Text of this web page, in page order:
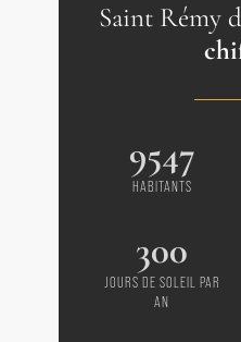
Saint Rémy
9547
HABITANTS
300
JOURS DE SOLEIL PAR
AN